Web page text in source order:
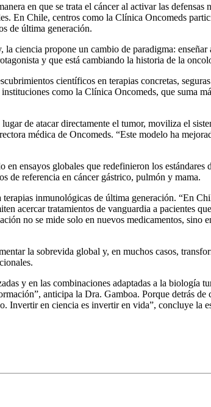
en que se trata el cáncer al activar las defensas
En Chile, centros como la Clínica Oncomeds
de última generación.
ciencia propone un cambio de paradigma:
y que está cambiando la historia de la
científicos en terapias concretas,
como la Clínica Oncomeds, que suma
de atacar directamente el tumor, moviliza el
médica de Oncomeds. “Este modelo ha
en ensayos globales que redefinieron los
referencia en cáncer gástrico, pulmón y mama.
inmunológicas de última generación. “En
acercar tratamientos de vanguardia a pacientes
no se mide solo en nuevos medicamentos, sino
la sobrevida global y, en muchos casos,
y en las combinaciones adaptadas a la biología
anticipa la Dra. Gamboa. Porque detrás
Invertir en ciencia es invertir en vida”, concluye la